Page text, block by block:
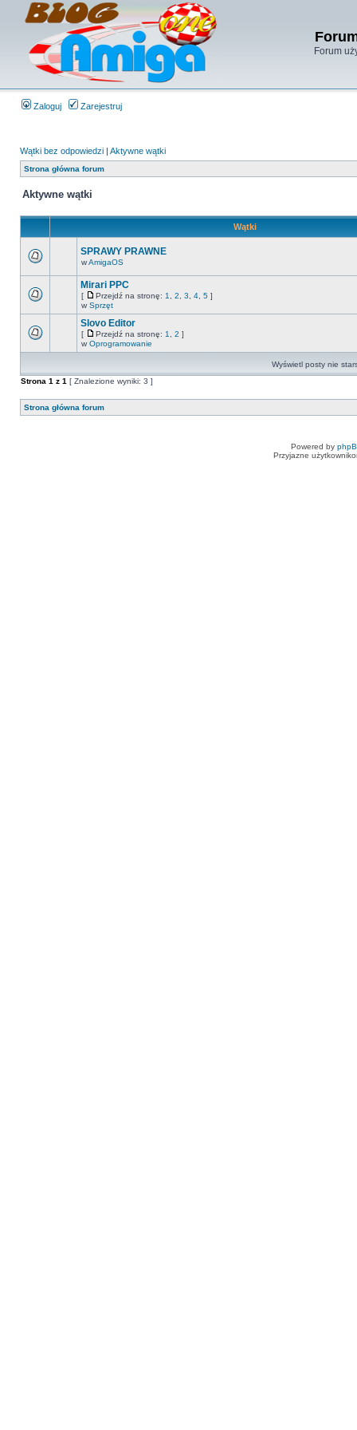
Forum
Zaloguj Zarejestruj
Wątki bez odpowiedzi | Aktywne wątki
Strona główna forum
Aktywne wątki
Wątki
SPRAWY PRAWNE
wAmigaOS
Mirari PPC
[ Przejdź na stronę: 1 2 3 4 5 ]
w Sprzęt
Slovo Editor
[ Przejdź na stronę: 1 2 ]
w Oprogramowanie
Wyświetl posty nie
Strona 1 z 1 [ Znalezione wyniki: 3 ]
Strona główna forum
Powered by
Przyjazne